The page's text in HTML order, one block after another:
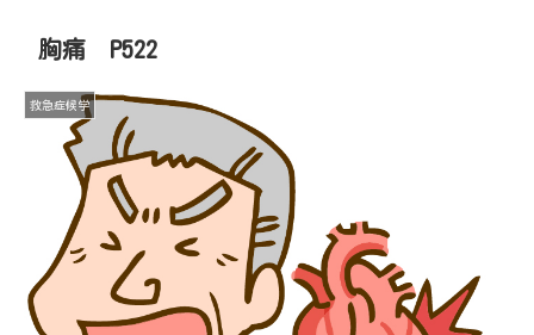
胸痛 P522
救急症候学